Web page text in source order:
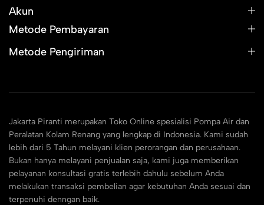
Akun
Metode Pembayaran
Metode Pengiriman
Jakarta Piranti merupakan Toko Online spesialisi Pompa Air dan
Peralatan Kolam Renang yang lengkap di Indonesia. Kami sudah
lebih dari 5 Tahun melayani klien perorangan dan perusahaan.
Bukan hanya melayani penjualan saja, kami juga memberikan
pelayanan konsultasi gratis terlebih dahulu sebelum Anda
melakukan transaksi pembelian agar kebutuhan Anda sesuai dan
terpenuhi denngan baik.